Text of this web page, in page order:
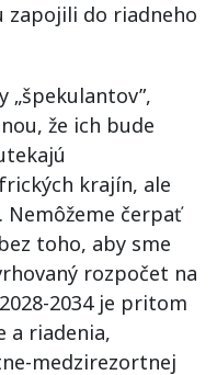
zapojili do riadneho
„špekulantov”,
že ich bude
krajín, ale
Nemôžeme čerpať
toho, aby sme
rozpočet na
2034 je pritom
a riadenia,
medzirezortnej